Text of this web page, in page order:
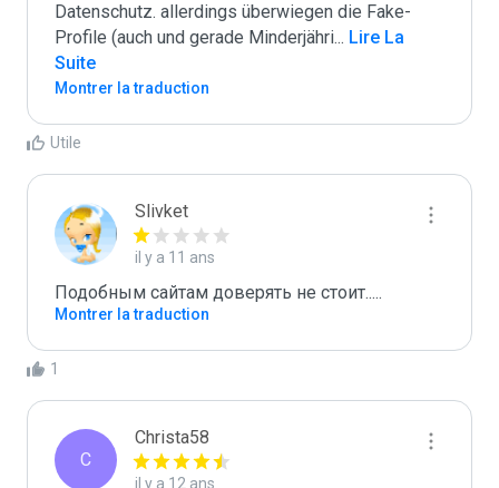
Datenschutz. allerdings überwiegen die Fake-
Profile (auch und gerade Minderjähri... Lire La
Suite
Montrer la traduction
Utile
Slivket
il y a 11 ans
Подобным сайтам доверять не стоит.....
Montrer la traduction
1
C
Christa58
il y a 12 ans